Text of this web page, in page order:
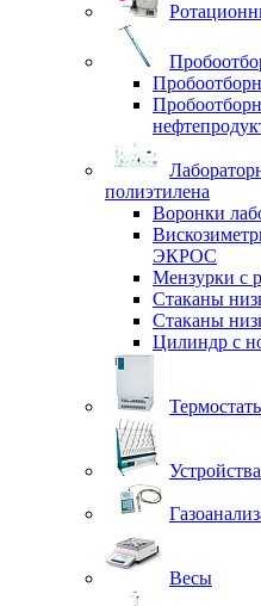
полиэтилена
Воронки
ЭКРОС
Мензурки с
Стаканы
Стаканы
Цилиндр с
Весы